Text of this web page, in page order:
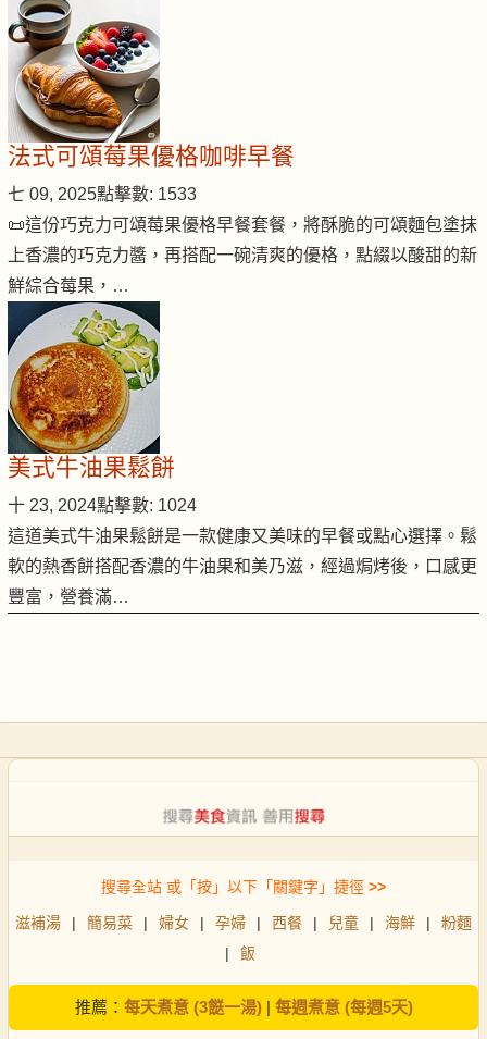
法式可頌莓果優格咖啡早餐
七 09, 2025點擊數: 1533
📜這份巧克力可頌莓果優格早餐套餐，將酥脆的可頌麵包塗抹
上香濃的巧克力醬，再搭配一碗清爽的優格，點綴以酸甜的新
鮮綜合莓果，…
美式牛油果鬆餅
十 23, 2024點擊數: 1024
這道美式牛油果鬆餅是一款健康又美味的早餐或點心選擇。鬆
軟的熱香餅搭配香濃的牛油果和美乃滋，經過焗烤後，口感更
豐富，營養滿…
搜尋全站 或「按」以下「關鍵字」捷徑 >>
滋補湯 | 簡易菜 | 婦女 | 孕婦 | 西餐 | 兒童 | 海鮮 |
粉麵
|
飯
推薦： 每天煮意 (3餸一湯)| 每週煮意 (每週5天)